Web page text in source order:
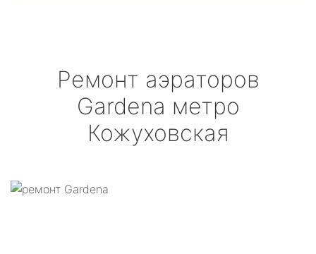
Ремонт аэраторов
Gardena метро
Кожуховская